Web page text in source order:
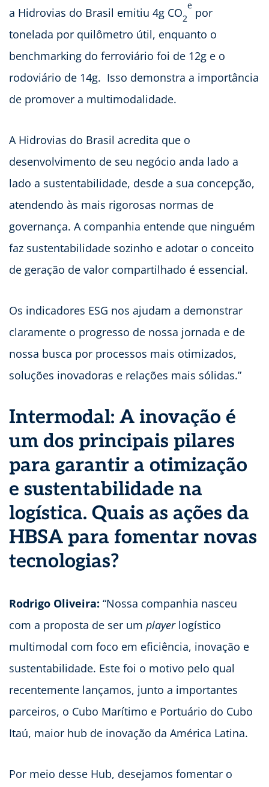
a Hidrovias do Brasil emitiu 4g CO2
e por
tonelada por quilômetro útil, enquanto o
benchmarking do ferroviário foi de 12g e o
rodoviário de 14g. Isso demonstra a importância
de promover a multimodalidade.
A Hidrovias do Brasil acredita que o
desenvolvimento de seu negócio anda lado a
lado a sustentabilidade, desde a sua concepção,
atendendo às mais rigorosas normas de
governança. A companhia entende que ninguém
faz sustentabilidade sozinho e adotar o conceito
de geração de valor compartilhado é essencial.
Os indicadores ESG nos ajudam a demonstrar
claramente o progresso de nossa jornada e de
nossa busca por processos mais otimizados,
soluções inovadoras e relações mais sólidas.”
Intermodal: A inovação é
um dos principais pilares
para garantir a otimização
e sustentabilidade na
logística. Quais as ações da
HBSA para fomentar novas
tecnologias?
Rodrigo Oliveira: “Nossa companhia nasceu
com a proposta de ser um player logístico
multimodal com foco em eficiência, inovação e
sustentabilidade. Este foi o motivo pelo qual
recentemente lançamos, junto a importantes
parceiros, o Cubo Marítimo e Portuário do Cubo
Itaú, maior hub de inovação da América Latina.
Por meio desse Hub, desejamos fomentar o